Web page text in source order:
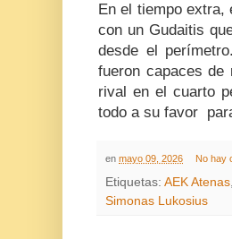
En el tiempo
con un Gudaitis
desde el
fueron capaces de
rival en el cuarto
todo a su favor
en mayo 09, 2026 No hay
Etiquetas: AEK Atenas
Simonas Lukosius